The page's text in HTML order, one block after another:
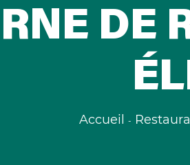
DE
Accueil